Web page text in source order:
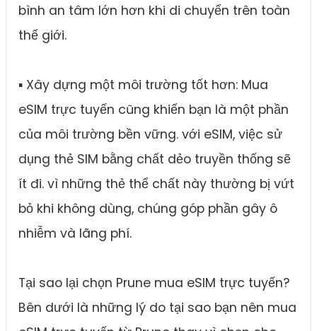
bình an tâm lớn hơn khi di chuyển trên toàn
thế giới.
▪ Xây dựng một môi trường tốt hơn: Mua
eSIM trực tuyến cũng khiến bạn là một phần
của môi trường bền vững. với eSIM, việc sử
dụng thẻ SIM bằng chất dẻo truyền thống sẽ
ít đi. vì những thẻ thể chất này thường bị vứt
bỏ khi không dùng, chúng góp phần gây ô
nhiễm và lãng phí.
Tại sao lại chọn Prune mua eSIM trực tuyến?
Bên dưới là những lý do tại sao bạn nên mua